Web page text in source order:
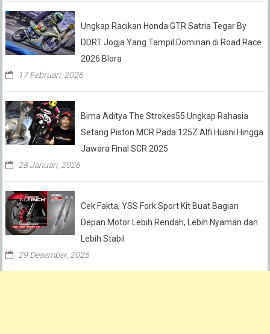
Ungkap Racikan Honda GTR Satria Tegar By
DDRT Jogja Yang Tampil Dominan di Road Race
2026 Blora
17 Februari, 2026
Bima Aditya The Strokes55 Ungkap Rahasia
Setang Piston MCR Pada 125Z Alfi Husni Hingga
Jawara Final SCR 2025
28 Januari, 2026
Cek Fakta, YSS Fork Sport Kit Buat Bagian
Depan Motor Lebih Rendah, Lebih Nyaman dan
Lebih Stabil
29 Desember, 2025